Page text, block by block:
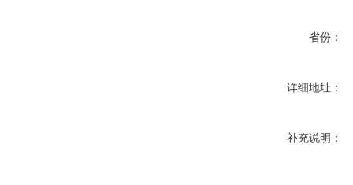
省份：
详细地址：
补充说明：